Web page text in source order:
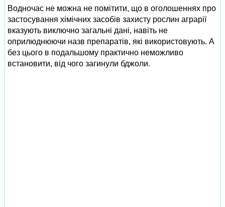
Водночас не можна не помітити, що в оголошеннях про
застосування хімічних засобів захисту рослин аграрії
вказують виключно загальні дані, навіть не
оприлюднюючи назв препаратів, які використовують. А
без цього в подальшому практично неможливо
встановити, від чого загинули бджоли.